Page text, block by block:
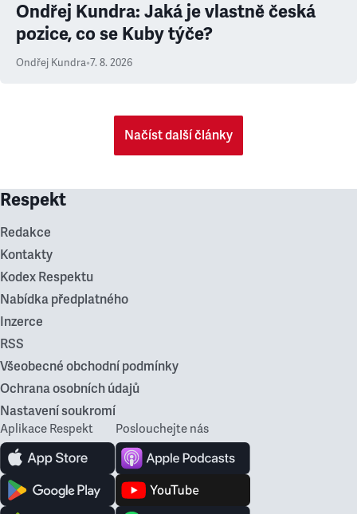
Ondřej Kundra: Jaká je vlastně česká
pozice, co se Kuby týče?
Ondřej Kundra•7. 8. 2026
Načíst další články
Respekt
Redakce
Kontakty
Kodex Respektu
Nabídka předplatného
Inzerce
RSS
Všeobecné obchodní podmínky
Ochrana osobních údajů
Nastavení soukromí
Aplikace Respekt Poslouchejte nás